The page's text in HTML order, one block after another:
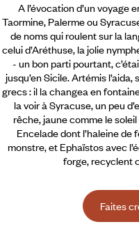
A l’évocation d’un voyage
Taormine, Palerme ou
de noms qui roulent sur la
celui d’Aréthuse, la jolie
- un bon parti pourtant,
jusqu’en Sicile. Artémis
grecs : il la changea en
la voir à Syracuse, un peu
rêche, jaune comme le
Encelade dont l’haleine de
monstre, et Ephaïstos avec
forge, recyclent
Faites